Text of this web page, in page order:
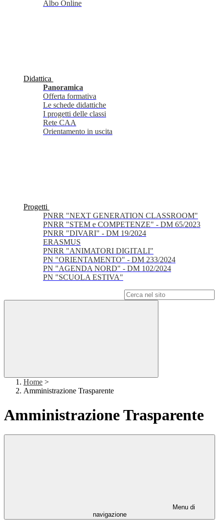
Albo Online
Didattica
Panoramica
Offerta formativa
Le schede didattiche
I progetti delle classi
Rete CAA
Orientamento in uscita
Progetti
PNRR "NEXT GENERATION CLASSROOM"
PNRR "STEM e COMPETENZE" - DM 65/2023
PNRR "DIVARI" - DM 19/2024
ERASMUS
PNRR "ANIMATORI DIGITALI"
PN "ORIENTAMENTO" - DM 233/2024
PN "AGENDA NORD" - DM 102/2024
PN "SCUOLA ESTIVA"
Home >
Amministrazione Trasparente
Amministrazione Trasparente
Menu di
navigazione